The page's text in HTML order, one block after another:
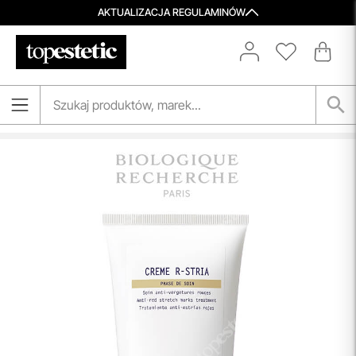
AKTUALIZACJA REGULAMINÓW
Darmowa Dostawa i Zwrot
efektywnej realizacji zamówień w naszym sklepie. Dzięki
wysyłane i dostarczane w ciągu zaledwie
momentu złożenia.
Porady Kosmetologów
Nowa jakość pielęgnacji z Topestetic! Skorzystaj z
indywidualnej konsultacjikosmetologicznej, która
pomoże Ci dobrać idealne produkty do potrzeb Twojej
skóry. Zaufaj naszym specjalistom i zadbaj o swoją cerę jak